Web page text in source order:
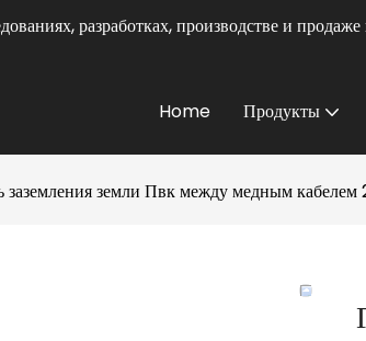
разработках, производстве и
Home Продукты
заземления земли Пвк между медным